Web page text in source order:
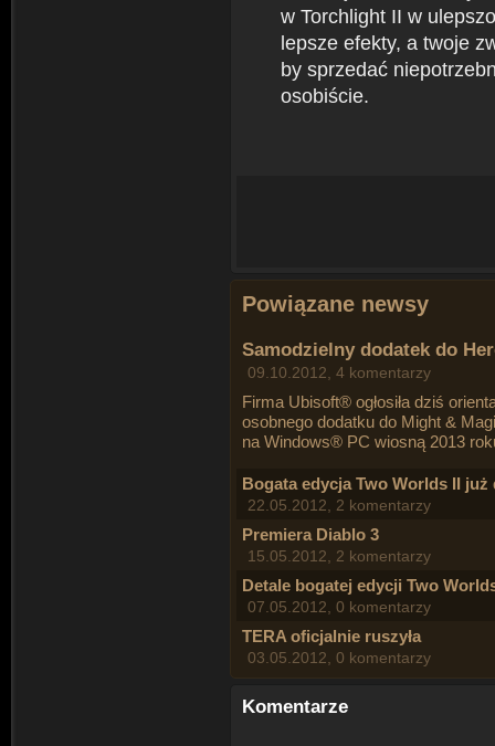
w Torchlight II w
lepsze efekty, a twoje
by sprzedać
osobiście.
Powiązane newsy
Samodzielny dodatek do
09.10.2012, 4 komentarzy
Firma Ubisoft® ogłosiła dziś
osobnego dodatku do Might &
na Windows® PC wiosną 2013
Bogata edycja Two Worlds II już
22.05.2012, 2 komentarzy
Premiera Diablo 3
15.05.2012, 2 komentarzy
Detale bogatej edycji Two
07.05.2012, 0 komentarzy
TERA oficjalnie ruszyła
03.05.2012, 0 komentarzy
Komentarze